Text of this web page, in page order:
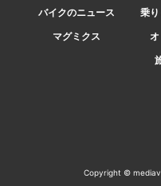
バイクのニュース
乗
マグミクス
Copyright ©